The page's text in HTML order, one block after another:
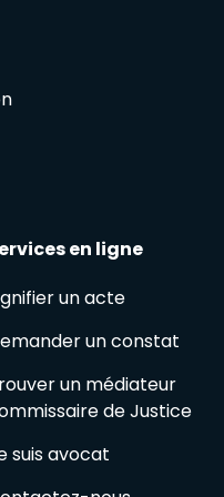
en ligne
un acte
un constat
un médiateur
de Justice
suis avocat